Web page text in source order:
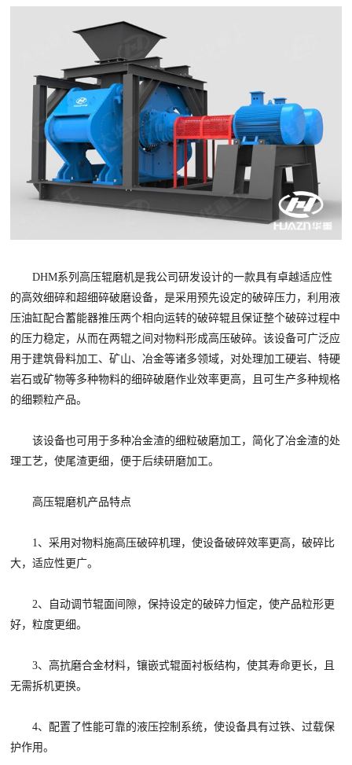
DHM系列高压辊磨机是我公司研发设计的一款具有卓越适应性
的高效细碎和超细碎破磨设备，是采用预先设定的破碎压力，利用液
压油缸配合蓄能器推压两个相向运转的破碎辊且保证整个破碎过程中
的压力稳定，从而在两辊之间对物料形成高压破碎。该设备可广泛应
用于建筑骨料加工、矿山、冶金等诸多领域，对处理加工硬岩、特硬
岩石或矿物等多种物料的细碎破磨作业效率更高，且可生产多种规格
的细颗粒产品。
该设备也可用于多种冶金渣的细粒破磨加工，简化了冶金渣的处
理工艺，使尾渣更细，便于后续研磨加工。
高压辊磨机产品特点
1、采用对物料施高压破碎机理，使设备破碎效率更高，破碎比
大，适应性更广。
2、自动调节辊面间隙，保持设定的破碎力恒定，使产品粒形更
好，粒度更细。
3、高抗磨合金材料，镶嵌式辊面衬板结构，使其寿命更长，且
无需拆机更换。
4、配置了性能可靠的液压控制系统，使设备具有过铁、过载保
护作用。